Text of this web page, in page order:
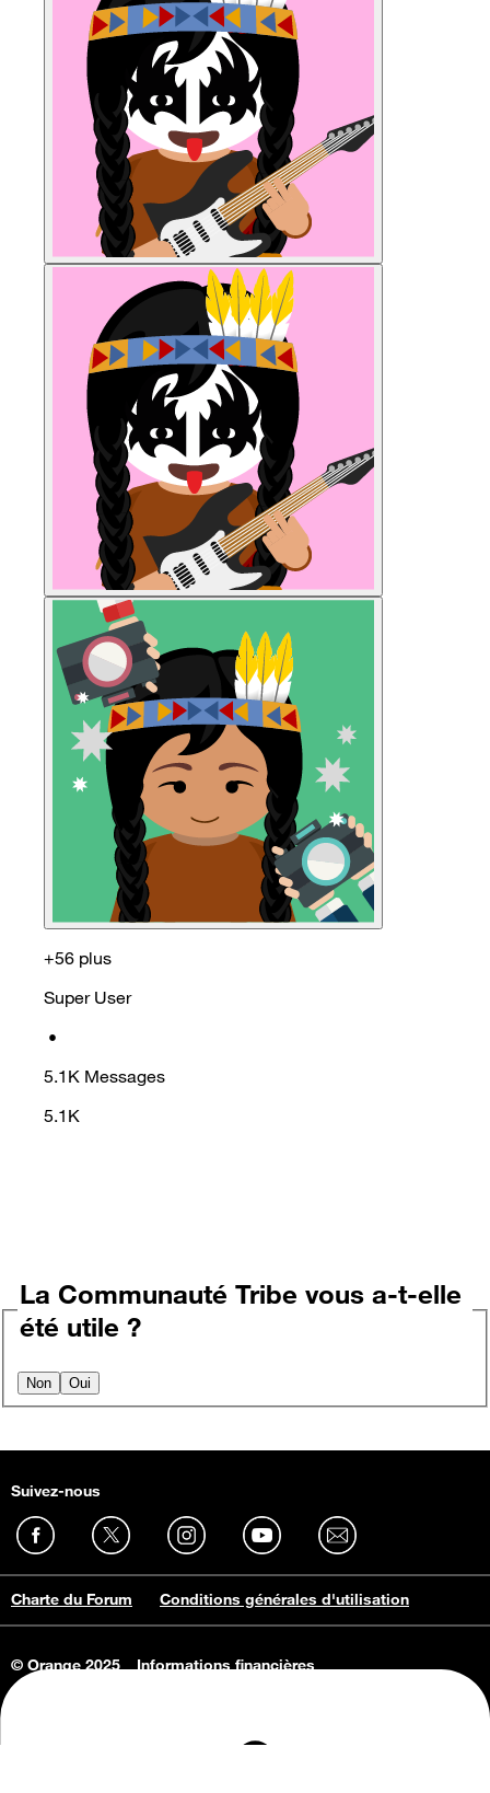
+56 plus
Super User
•
5.1K Messages
5.1K
La Communauté Tribe vous a-t-elle
été utile ?
Non Oui
Suivez-nous
Charte du Forum Conditions générales d'utilisation
© Orange 2025
Informations financières